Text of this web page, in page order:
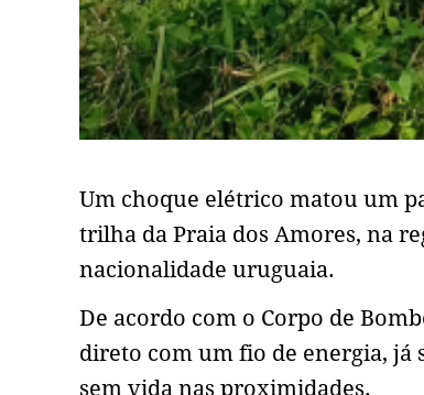
Um choque elétrico matou um
trilha da Praia dos Amores, na
nacionalidade uruguaia.
De acordo com o Corpo de
direto com um fio de energia, já
sem vida nas proximidades.